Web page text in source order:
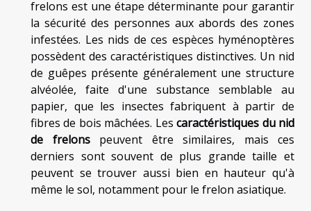
frelons est une étape déterminante pour garantir
la sécurité des personnes aux abords des zones
infestées. Les nids de ces espèces hyménoptères
possèdent des caractéristiques distinctives. Un nid
de guêpes présente généralement une structure
alvéolée, faite d'une substance semblable au
papier, que les insectes fabriquent à partir de
fibres de bois mâchées. Lescaractéristiques du nid
de frelonspeuvent être similaires, mais ces
derniers sont souvent de plus grande taille et
peuvent se trouver aussi bien en hauteur qu'à
même le sol, notamment pour le frelon asiatique.